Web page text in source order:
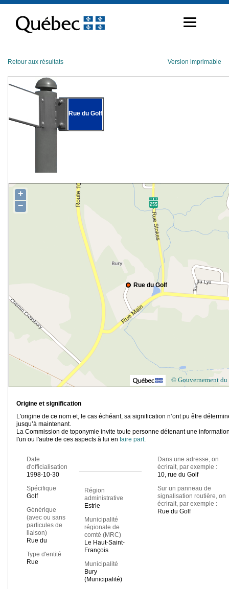
contenu
Retour aux résultats Version imprimable
Rue du Golf
Rue du Golf
+
−
© Gouvernement du
Origine et signification
L'origine de ce nom et, le cas échéant, sa signification n’ont pu être
jusqu’à maintenant.
La Commission de toponymie invite toute personne détenant une
l'un ou l'autre de ces aspects à lui en faire part.
Date
d'officialisation
1998-10-30
Spécifique
Golf
Générique
(avec ou sans
particules de
liaison)
Rue du
Type d'entité
Rue
Région
administrative
Estrie
Municipalité
régionale de
comté (MRC)
Le Haut-Saint-
François
Municipalité
Bury
(Municipalité)
Dans une adresse, on
écrirait, par exemple :
10, rue du Golf
Sur un panneau de
signalisation routière, on
écrirait, par exemple :
Rue du Golf